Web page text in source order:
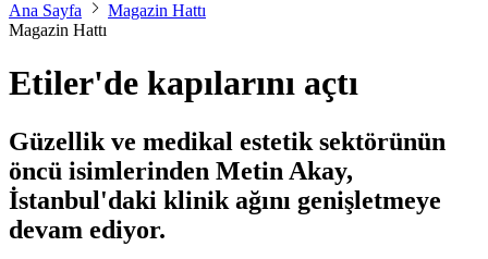
Ana Sayfa
Magazin Hattı
Magazin Hattı
Etiler'de kapılarını açtı
Güzellik ve medikal estetik sektörünün
öncü isimlerinden Metin Akay,
İstanbul'daki klinik ağını genişletmeye
devam ediyor.